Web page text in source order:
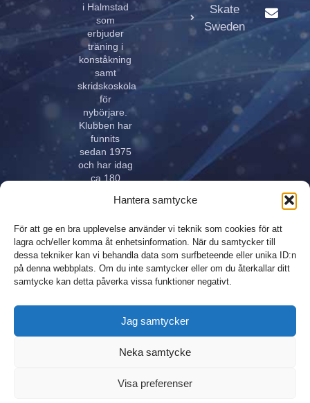
Hantera samtycke
För att ge en bra upplevelse använder vi teknik som cookies för att
lagra och/eller komma åt enhetsinformation. När du samtycker till
dessa tekniker kan vi behandla data som surfbeteende eller unika ID:n
på denna webbplats. Om du inte samtycker eller om du återkallar ditt
samtycke kan detta påverka vissa funktioner negativt.
Jag samtycker
Neka samtycke
Visa preferenser
i Halmstad
som
erbjuder
träning i
konståkning
samt
skridskoskola
för
nybörjare.
Klubben har
funnits
sedan 1975
och har idag
ca 180
i alla åldrar.
innehar
elitlicens.
Skate
Sweden
Sitemap